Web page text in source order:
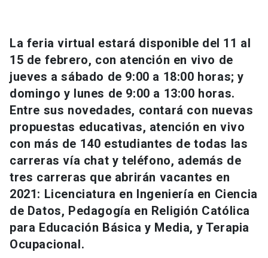
Universidad
Información para keyboard_arrow_down
Futuros estudiantes
Estudiantes
Académicos
Personal
Alumni launch
Go to english site launch
ACCESOS DIRECTOS
Admisión launch
Mi Cuenta UC launch
launch
Mi Portal UC launch
La feria virtual estará disponible del 11 al
15 de febrero, con atención en vivo de
jueves a sábado de 9:00 a 18:00 horas; y
domingo y lunes de 9:00 a 13:00 horas.
Entre sus novedades, contará con nuevas
propuestas educativas, atención en vivo
con más de 140 estudiantes de todas las
carreras vía chat y teléfono, además de
tres carreras que abrirán vacantes en
2021: Licenciatura en Ingeniería en Ciencia
de Datos, Pedagogía en Religión Católica
para Educación Básica y Media, y Terapia
Ocupacional.